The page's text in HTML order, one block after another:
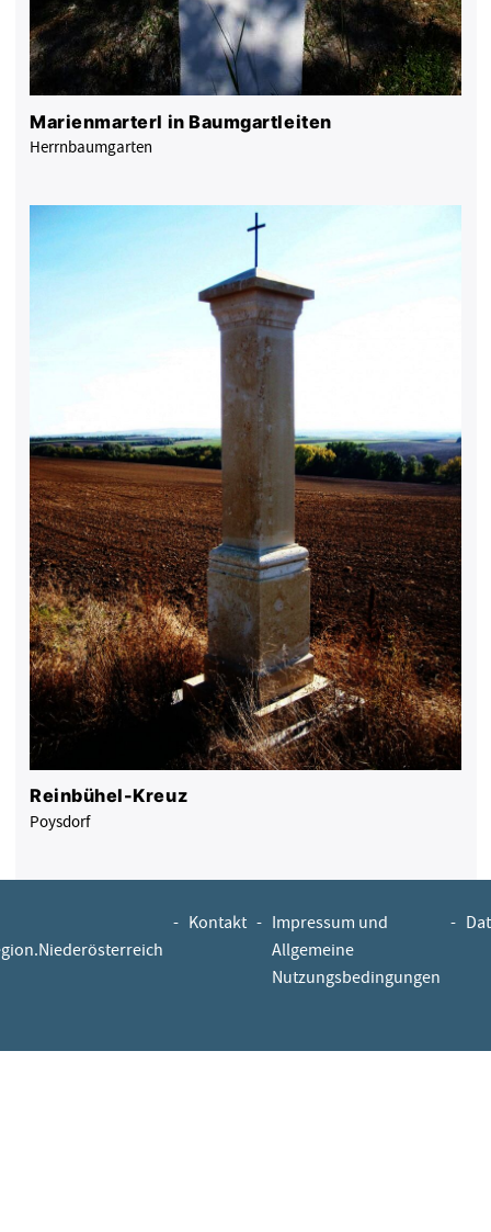
Marienmarterl in Baumgartleiten
Herrnbaumgarten
Reinbühel-Kreuz
Poysdorf
- Kontakt - Impressum und
Allgemeine
Nutzungsbedingungen
-